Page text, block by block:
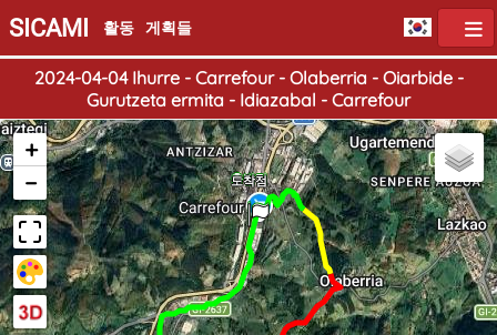
SICAMI 활동 게획들
2024-04-04 Ihurre - Carrefour - Olaberria - Oiarbide -
Gurutzeta ermita - Idiazabal - Carrefour
출발점
도착점
+
−